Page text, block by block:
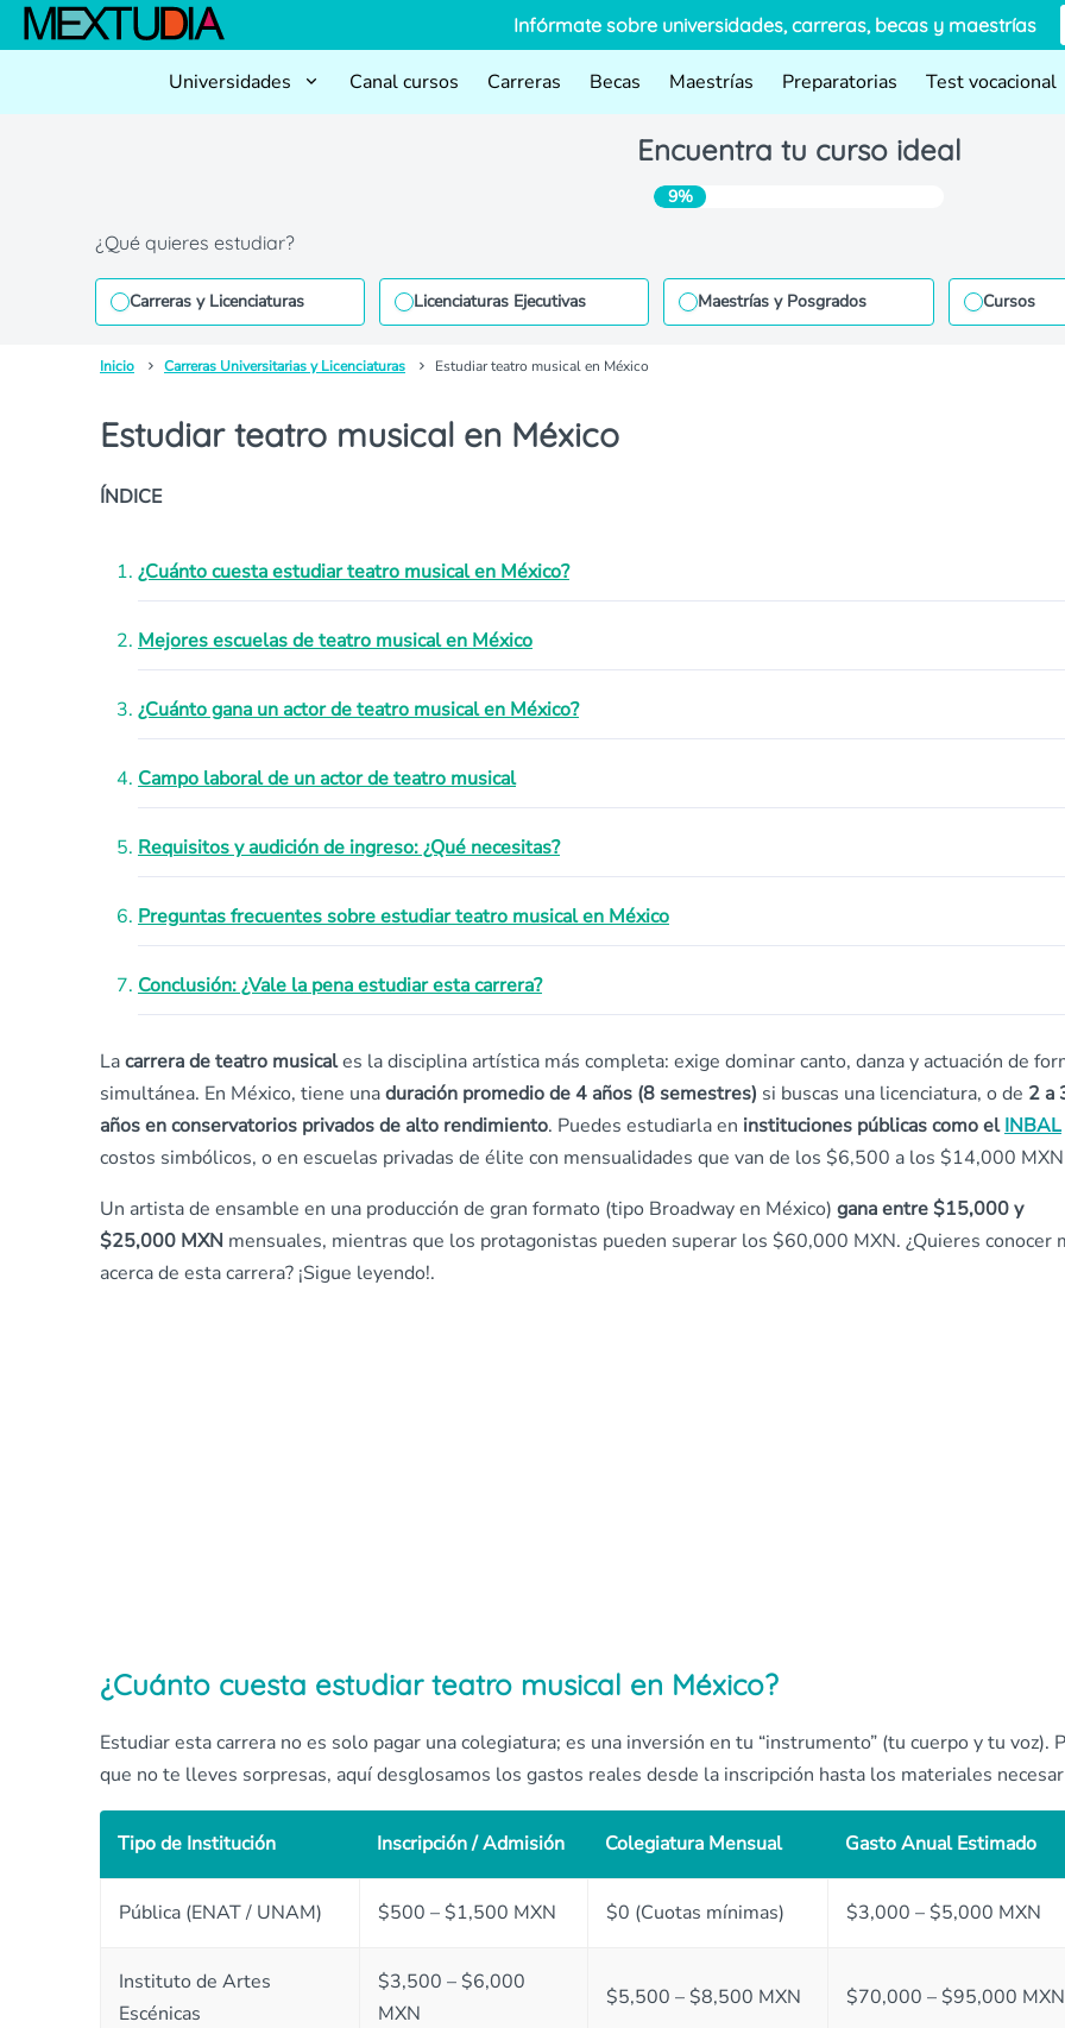
Infórmate sobre universidades, carreras, becas y maestrías
Universidades Canal cursos Carreras Becas Maestrías Preparatorias Test vocacional
Encuentra tu curso ideal
9%
¿Qué quieres estudiar?
Carreras y Licenciaturas Licenciaturas Ejecutivas Maestrías y Posgrados Cursos
Inicio Carreras Universitarias y Licenciaturas Estudiar teatro musical en México
Estudiar teatro musical en México
ÍNDICE
¿Cuánto cuesta estudiar teatro musical en México?
Mejores escuelas de teatro musical en México
¿Cuánto gana un actor de teatro musical en México?
Campo laboral de un actor de teatro musical
Requisitos y audición de ingreso: ¿Qué necesitas?
Preguntas frecuentes sobre estudiar teatro musical en México
Conclusión: ¿Vale la pena estudiar esta carrera?
Lacarrera de teatro musicales la disciplina artística más completa: exige dominar canto, danza y actuación de
simultánea. En México, tiene unaduración promedio de 4 años (8 semestres) si buscas una licenciatura, o de 2 a
años en conservatorios privados de alto rendimiento. Puedes estudiarla en instituciones públicas como elINBAL
costos simbólicos, o en escuelas privadas de élite con mensualidades que van de los $6,500 a los $14,000
Un artista de ensamble en una producción de gran formato (tipo Broadway en México) gana entre $15,000 y
$25,000 MXN mensuales, mientras que los protagonistas pueden superar los $60,000 MXN. ¿Quieres conocer
acerca de esta carrera? ¡Sigue leyendo!.
¿Cuánto cuesta estudiar teatro musical en México?
Estudiar esta carrera no es solo pagar una colegiatura; es una inversión en tu “instrumento” (tu cuerpo y tu voz).
que no te lleves sorpresas, aquí desglosamos los gastos reales desde la inscripción hasta los materiales
Tipo de Institución Inscripción / Admisión Colegiatura Mensual Gasto Anual Estimado
Pública (ENAT / UNAM) $500 – $1,500 MXN $0 (Cuotas mínimas) $3,000 – $5,000 MXN
Instituto de Artes
Escénicas
$3,500 – $6,000
MXN
$5,500 – $8,500 MXN $70,000 – $95,000 MXN